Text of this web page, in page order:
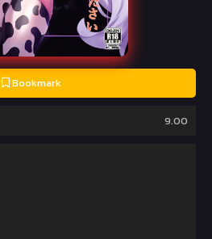
Bookmark
9.00